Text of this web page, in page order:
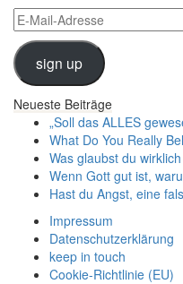
E-
Mail-
Adresse
sign up
Neueste Beiträge
„Soll das ALLES
What Do You Really
Was glaubst du
Wenn Gott gut ist,
Hast du Angst, eine
Impressum
Datenschutzerklärung
keep in touch
Cookie-Richtlinie (EU)